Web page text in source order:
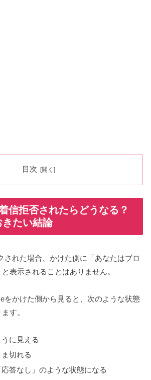
目次
信拒否されたらどうなる？
きたい結論
された場合、かけた側に「あなたはブロ
表示されることはありません。
をかけた側から見ると、次のような状態
す。
に見える
切れる
答なし」のような状態になる